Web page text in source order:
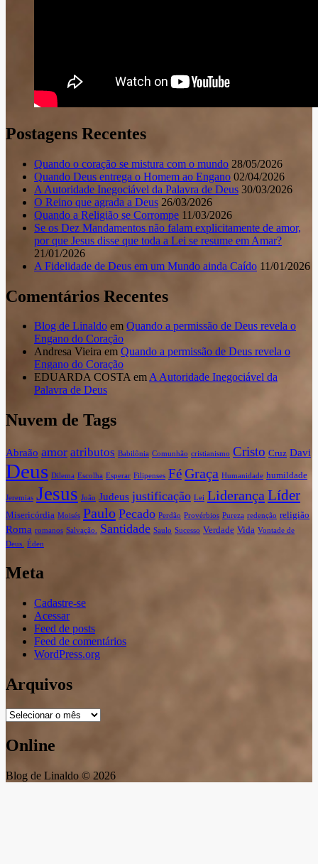
Postagens Recentes
Quando o coração se mistura com o mundo 28/05/2026
Quando Deus entrega o Homem ao Engano 02/04/2026
A Autoridade Inegociável da Palavra de Deus 30/03/2026
O Reino que agrada a Deus 26/03/2026
Quando a Religião se Corrompe 11/03/2026
Se os Dez Mandamentos não falam explicitamente de amor,
por que Jesus disse que toda a Lei se resume em Amar?
21/01/2026
A Fidelidade de Deus em um Mundo ainda Caído 11/01/2026
Comentários Recentes
Blog de Linaldo em Quando a permissão de Deus revela o
Engano do Coração
Andresa Vieira em Quando a permissão de Deus revela o
Engano do Coração
EDUARDA COSTAemA Autoridade Inegociável da
Palavra de Deus
Nuvem de Tags
Abraão amor atributos Babilônia Comunhão cristianismo Cristo Cruz Davi
Deus Dilema Escolha Esperar Filipenses FéGraça Humanidade humildade
Jeremias Jesus João Judeus justificação Lei Liderança Líder
Misericórdia Moisés Paulo Pecado Perdão Provérbios Pureza redenção religião
Roma romanos Salvação. Santidade Saulo Sucesso Verdade Vida Vontade de
Deus. Éden
Meta
Cadastre-se
Acessar
Feed de posts
Feed de comentários
WordPress.org
Arquivos
Arquivos
Online
Blog de Linaldo © 2026